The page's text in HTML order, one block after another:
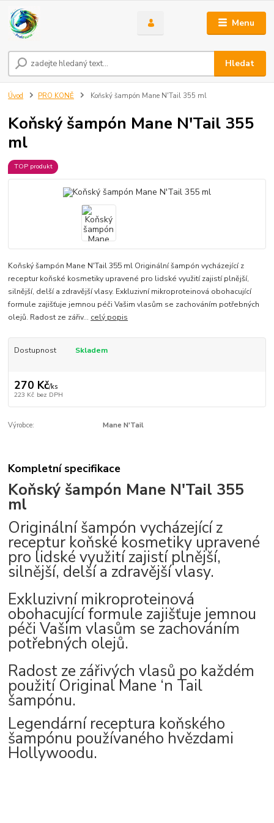
Menu
Hledat
Úvod PRO KONĚ Koňský šampón Mane N'Tail 355 ml
Koňský šampón Mane N'Tail 355
ml
TOP produkt
Koňský šampón Mane N'Tail 355 ml Originální šampón vycházející z
receptur koňské kosmetiky upravené pro lidské využití zajistí plnější,
silnější, delší a zdravější vlasy. Exkluzivní mikroproteinová obohacující
formule zajišťuje jemnou péči Vašim vlasům se zachováním potřebných
olejů. Radost ze zářiv... celý popis
Dostupnost Skladem
270 Kč/ks
223 Kč bez DPH
Výrobce: Mane N'Tail
Kompletní specifikace
Koňský šampón Mane N'Tail 355
ml
Originální šampón vycházející z
receptur koňské kosmetiky upravené
pro lidské využití zajistí plnější,
silnější, delší a zdravější vlasy.
Exkluzivní mikroproteinová
obohacující formule zajišťuje jemnou
péči Vašim vlasům se zachováním
potřebných olejů.
Radost ze zářivých vlasů po každém
použití Original Mane ‘n Tail
šampónu.
Legendární receptura koňského
šampónu používaného hvězdami
Hollywoodu.